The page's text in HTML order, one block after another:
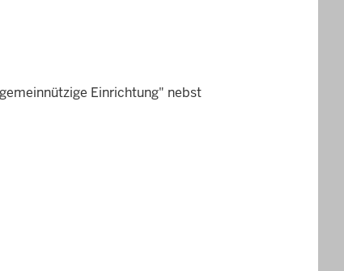
Einrichtung" nebst